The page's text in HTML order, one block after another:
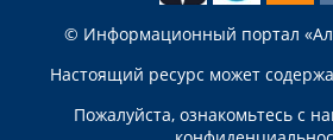
© Информационный портал
Настоящий ресурс может
Пожалуйста, ознакомьтесь с